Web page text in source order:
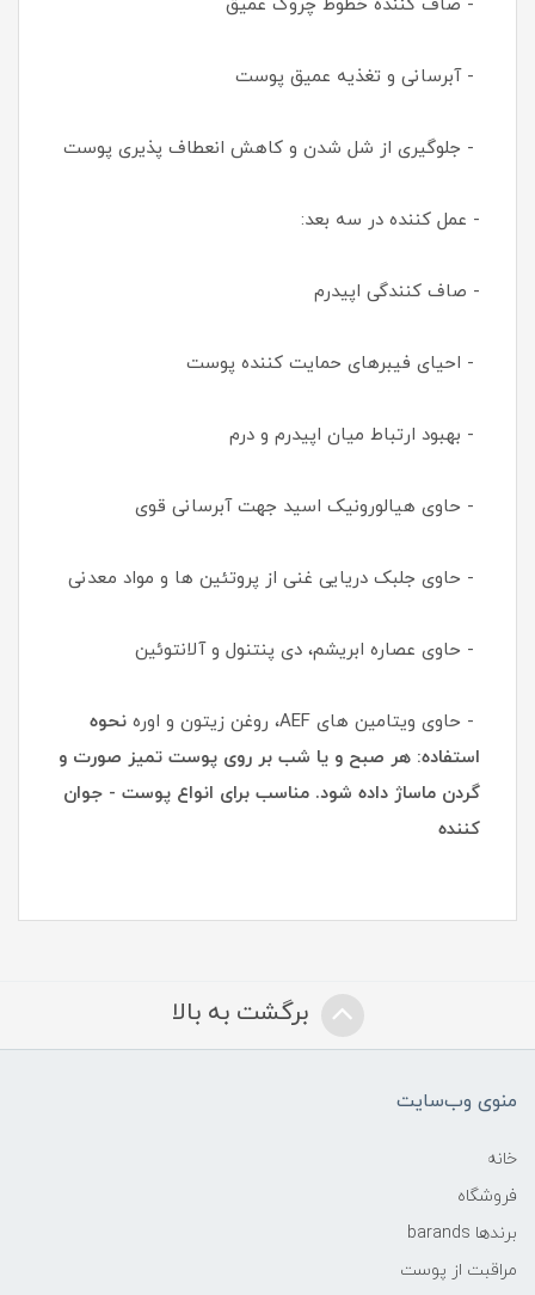
- صاف کننده خطوط چروک عمیق
- آبرسانی و تغذیه عمیق پوست
- جلوگیری از شل شدن و کاهش انعطاف پذیری پوست
- عمل کننده در سه بعد:
- صاف کنندگی اپیدرم
- احیای فیبرهای حمایت کننده پوست
- بهبود ارتباط میان اپیدرم و درم
- حاوی هیالورونیک اسید جهت آبرسانی قوی
- حاوی جلبک دریایی غنی از پروتئین ها و مواد معدنی
- حاوی عصاره ابریشم، دی پنتنول و آلانتوئین
- حاوی ویتامین های AEF، روغن زیتون و اوره
نحوه
استفاده: هر صبح و یا شب بر روی پوست تمیز صورت و
گردن ماساژ داده شود. مناسب برای انواع پوست - جوان
کننده
برگشت به بالا
منوی وب‌سایت
خانه
فروشگاه
برندها barands
مراقبت از پوست